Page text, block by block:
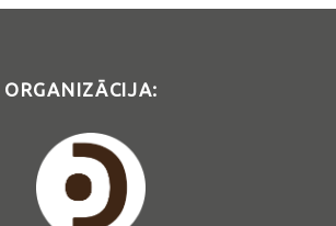
ORGANIZĀCIJA: